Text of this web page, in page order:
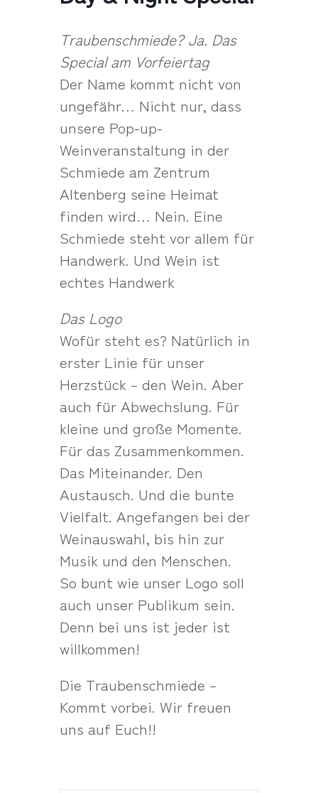
Traubenschmiede? Ja. Das
Special am Vorfeiertag
Der Name kommt nicht von
ungefähr… Nicht nur, dass
unsere Pop-up-
Weinveranstaltung in der
Schmiede am Zentrum
Altenberg seine Heimat
finden wird… Nein. Eine
Schmiede steht vor allem für
Handwerk. Und Wein ist
echtes Handwerk
Das Logo
Wofür steht es? Natürlich in
erster Linie für unser
Herzstück – den Wein. Aber
auch für Abwechslung. Für
kleine und große Momente.
Für das Zusammenkommen.
Das Miteinander. Den
Austausch. Und die bunte
Vielfalt. Angefangen bei der
Weinauswahl, bis hin zur
Musik und den Menschen.
So bunt wie unser Logo soll
auch unser Publikum sein.
Denn bei uns ist jeder ist
willkommen!
Die Traubenschmiede –
Kommt vorbei. Wir freuen
uns auf Euch!!